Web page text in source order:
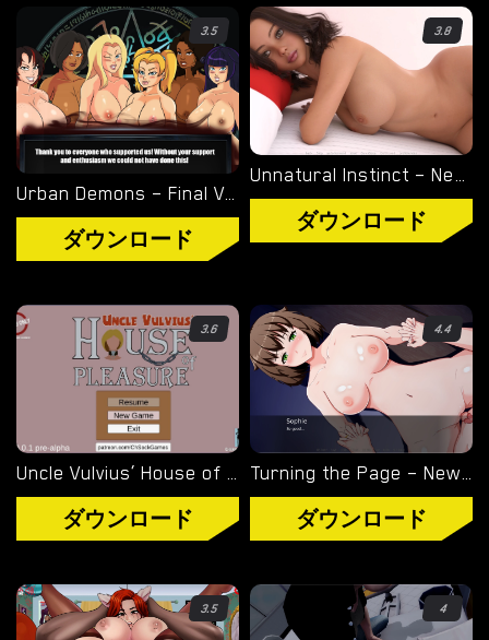
3.5
Urban Demons – Final Version 1.1 [Nergal]
ダウンロード
3.8
Unnatural Instinct – New Version 0.6 [Merizmare]
ダウンロード
3.6
Uncle Vulvius’ House of Pleasure – New Version 0.14.1 [CherrySock]
ダウンロード
4.4
Turning the Page – New Version 0.20.1 [Azienda]
ダウンロード
3.5 4